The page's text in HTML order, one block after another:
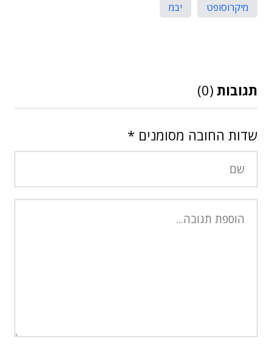
מיקרוסופט
יבמ
תגובות (0)
שדות החובה מסומנים *